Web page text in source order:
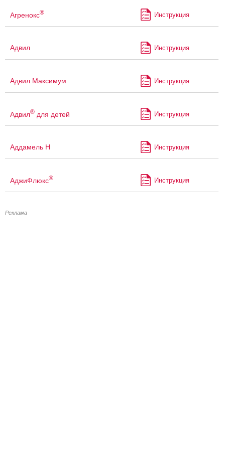
Агренокс® Инструкция
Адвил Инструкция
Адвил Максимум Инструкция
Адвил® для детей Инструкция
Аддамель Н Инструкция
АджиФлюкс® Инструкция
Реклама